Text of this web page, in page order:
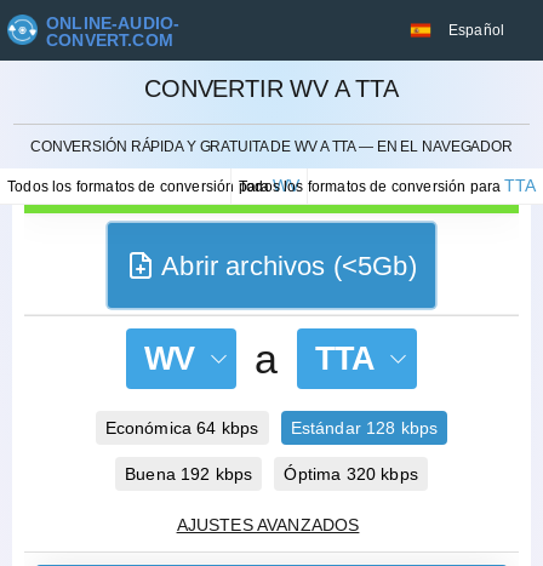
ONLINE-AUDIO-
CONVERT.COM
Español
CONVERTIR WV A TTA
CONVERSIÓN RÁPIDA Y GRATUITA DE WV A TTA — EN EL NAVEGADOR
Todos los formatos de conversión paraWV
Todos los formatos de conversión paraTTA
CANCELAR
Abrir archivos (<5Gb)
WV a TTA
Económica 64 kbps Estándar 128 kbps
Buena 192 kbps Óptima 320 kbps
AJUSTES AVANZADOS